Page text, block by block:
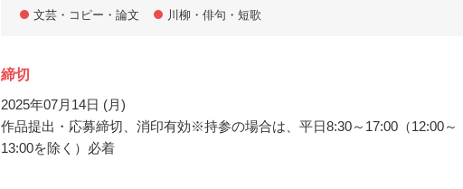
文芸・コピー・論文 川柳・俳句・短歌
締切
2025年07月14日 (月)
作品提出・応募締切、消印有効※持参の場合は、平日8:30～17:00（12:00～
13:00を除く）必着